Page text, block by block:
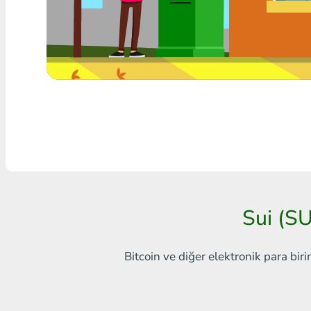
Herhangi bir banka THB
Visa/MasterCard MDL
Visa/MasterCard AMD
Sui
Bitcoin ve diğer elektronik para